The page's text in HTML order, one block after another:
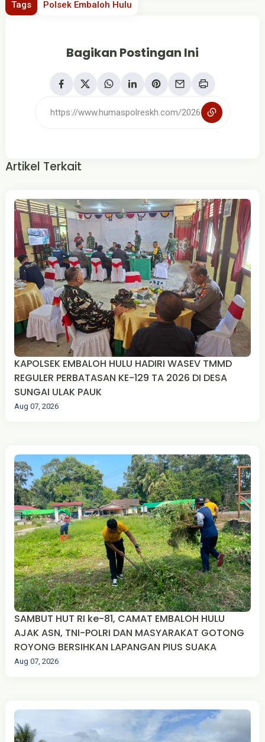
Tags Polsek Embaloh Hulu
Bagikan Postingan Ini
Artikel Terkait
KAPOLSEK EMBALOH HULU HADIRI WASEV TMMD
REGULER PERBATASAN KE-129 TA 2026 DI DESA
SUNGAI ULAK PAUK
Aug 07, 2026
SAMBUT HUT RI ke-81, CAMAT EMBALOH HULU
AJAK ASN, TNI-POLRI DAN MASYARAKAT GOTONG
ROYONG BERSIHKAN LAPANGAN PIUS SUAKA
Aug 07, 2026